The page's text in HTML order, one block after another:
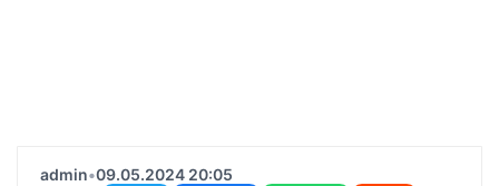
admin•09.05.2024 20:05